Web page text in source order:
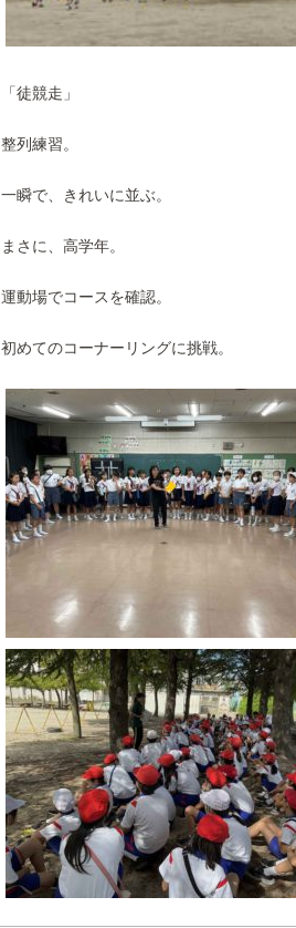
「徒競走」
整列練習。
一瞬で、きれいに並ぶ。
まさに、高学年。
運動場でコースを確認。
初めてのコーナーリングに挑戦。